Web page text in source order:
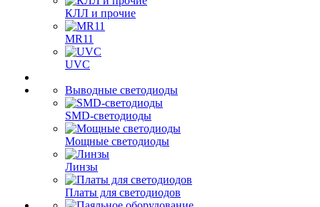
КЛЛ и прочие
MR11
UVC
Выводные светодиоды
SMD-светодиоды
Мощные светодиоды
Линзы
Платы для светодиодов